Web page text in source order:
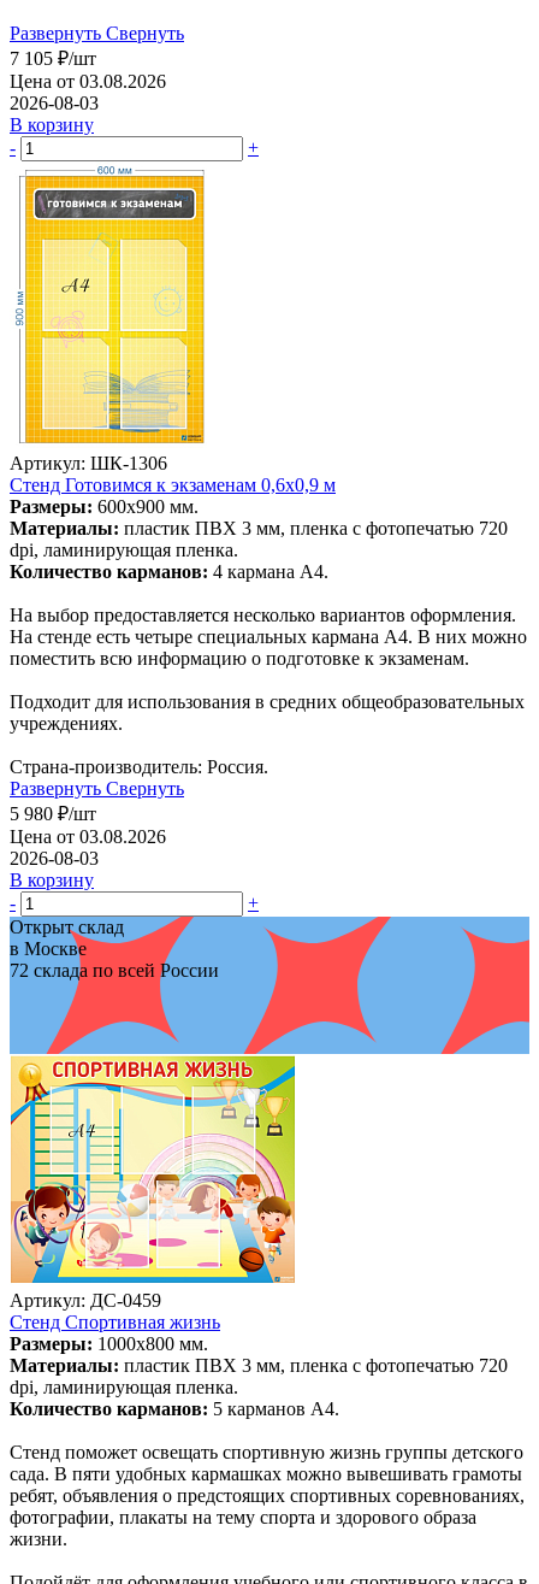
Развернуть Свернуть
7 105 ₽/шт
Цена от 03.08.2026
2026-08-03
В корзину
-
+
Артикул: ШК-1306
Стенд Готовимся к экзаменам 0,6х0,9 м
Размеры: 600х900 мм.
Материалы: пластик ПВХ 3 мм, пленка с фотопечатью 720
dpi, ламинирующая пленка.
Количество карманов: 4 кармана А4.
На выбор предоставляется несколько вариантов оформления.
На стенде есть четыре специальных кармана A4. В них можно
поместить всю информацию о подготовке к экзаменам.
Подходит для использования в средних общеобразовательных
учреждениях.
Страна-производитель: Россия.
Развернуть Свернуть
5 980 ₽/шт
Цена от 03.08.2026
2026-08-03
В корзину
-
+
Открыт склад
в Москве
72 склада по всей России
Артикул: ДС-0459
Стенд Спортивная жизнь
Размеры: 1000х800 мм.
Материалы: пластик ПВХ 3 мм, пленка с фотопечатью 720
dpi, ламинирующая пленка.
Количество карманов: 5 карманов А4.
Стенд поможет освещать спортивную жизнь группы детского
сада. В пяти удобных кармашках можно вывешивать грамоты
ребят, объявления о предстоящих спортивных соревнованиях,
фотографии, плакаты на тему спорта и здорового образа
жизни.